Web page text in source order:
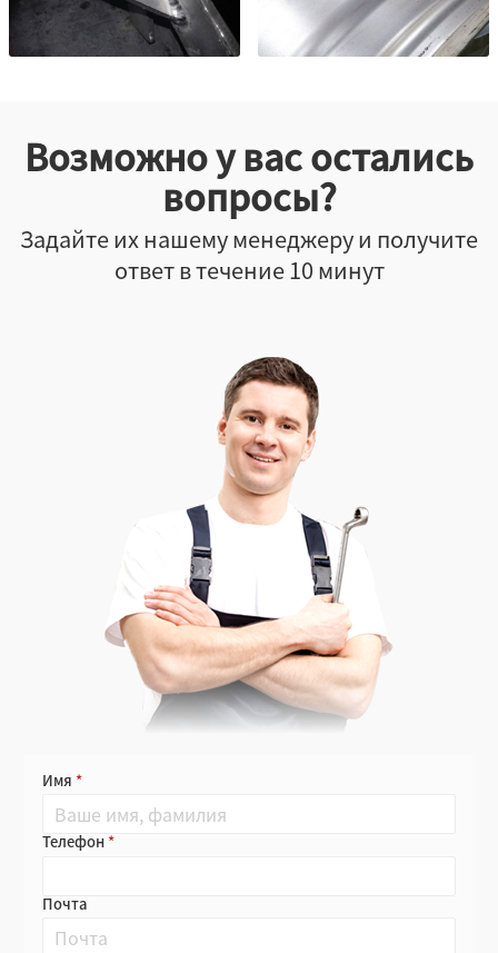
Возможно у вас остались
вопросы?
Задайте их нашему менеджеру и получите
ответ в течение 10 минут
Имя
Телефон
Почта